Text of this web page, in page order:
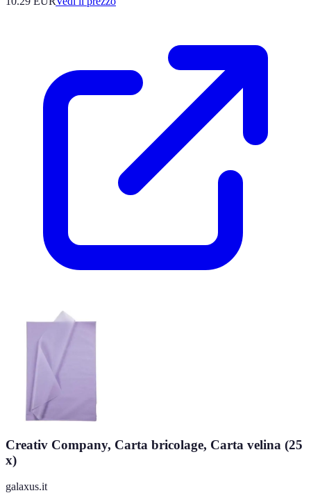
Creativ Company, Carta bricolage, Carta velina (25
x)
galaxus.it